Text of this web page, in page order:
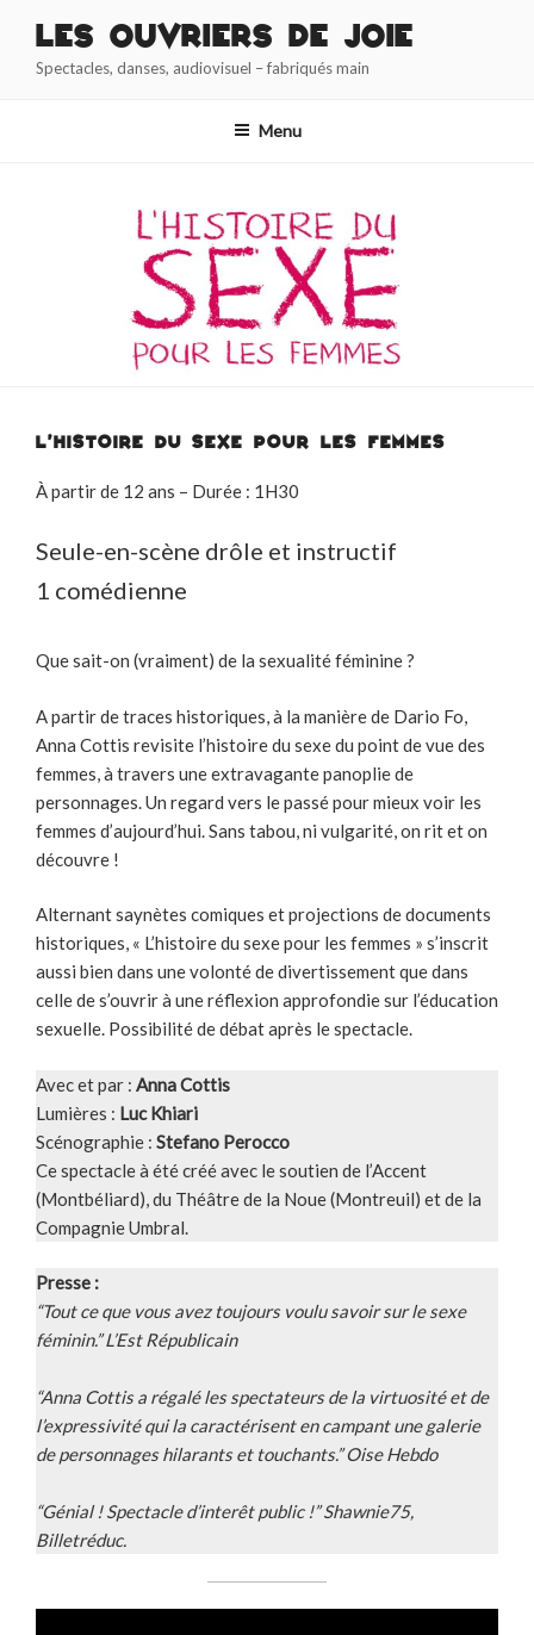
contenu
Les Ouvriers de Joie
Spectacles, danses, audiovisuel – fabriqués main
Menu
L’HISTOIRE DU SEXE POUR LES FEMMES
À partir de 12 ans – Durée : 1H30
Seule-en-scène drôle et instructif
1 comédienne
Que sait-on (vraiment) de la sexualité féminine ?
A partir de traces historiques, à la manière de Dario Fo,
Anna Cottis revisite l’histoire du sexe du point de vue des
femmes, à travers une extravagante panoplie de
personnages. Un regard vers le passé pour mieux voir les
femmes d’aujourd’hui. Sans tabou, ni vulgarité, on rit et on
découvre !
Alternant saynètes comiques et projections de documents
historiques, « L’histoire du sexe pour les femmes » s’inscrit
aussi bien dans une volonté de divertissement que dans
celle de s’ouvrir à une réflexion approfondie sur l’éducation
sexuelle. Possibilité de débat après le spectacle.
Avec et par : Anna Cottis
Lumières : Luc Khiari
Scénographie : Stefano Perocco
Ce spectacle à été créé avec le soutien de l’Accent
(Montbéliard), du Théâtre de la Noue (Montreuil) et de la
Compagnie Umbral.
Presse :
“Tout ce que vous avez toujours voulu savoir sur le sexe
féminin.” L’Est Républicain
“Anna Cottis a régalé les spectateurs de la virtuosité et de
l’expressivité qui la caractérisent en campant une galerie
de personnages hilarants et touchants.” Oise Hebdo
“Génial ! Spectacle d’interêt public !” Shawnie75,
Billetréduc.